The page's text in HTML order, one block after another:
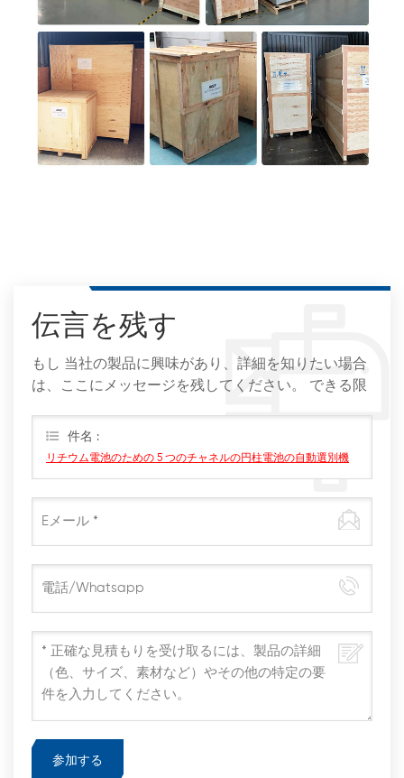
伝言を残す
もし 当社の製品に興味があり、詳細を知りたい場合
は、ここにメッセージを残してください。 できる限
件名 :
リチウム電池のための 5 つのチャネルの円柱電池の自動選別機